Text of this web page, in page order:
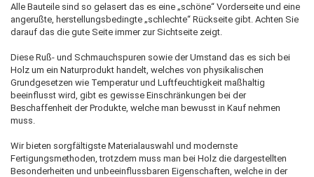
Alle Bauteile sind so gelasert das es eine „schöne“ Vorderseite und eine
angerußte, herstellungsbedingte „schlechte“ Rückseite gibt. Achten Sie
darauf das die gute Seite immer zur Sichtseite zeigt.
Diese Ruß- und Schmauchspuren sowie der Umstand das es sich bei
Holz um ein Naturprodukt handelt, welches von physikalischen
Grundgesetzen wie Temperatur und Luftfeuchtigkeit maßhaltig
beeinflusst wird, gibt es gewisse Einschränkungen bei der
Beschaffenheit der Produkte, welche man bewusst in Kauf nehmen
muss.
Wir bieten sorgfältigste Materialauswahl und modernste
Fertigungsmethoden, trotzdem muss man bei Holz die dargestellten
Besonderheiten und unbeeinflussbaren Eigenschaften, welche in der